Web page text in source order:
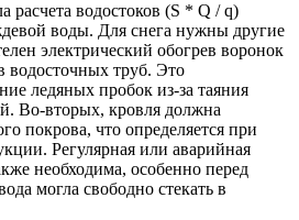
расчета водостоков (S * Q / q)
воды. Для снега нужны другие
электрический обогрев воронок
водосточных труб. Это
ледяных пробок из-за таяния
Во-вторых, кровля должна
покрова, что определяется при
Регулярная или аварийная
необходима, особенно перед
могла свободно стекать в